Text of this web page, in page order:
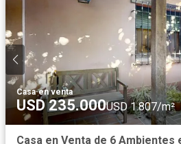
Casa·en venta
USD 235.000USD 1.807/m²